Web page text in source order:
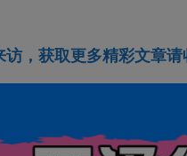
，获取更多精彩文章请